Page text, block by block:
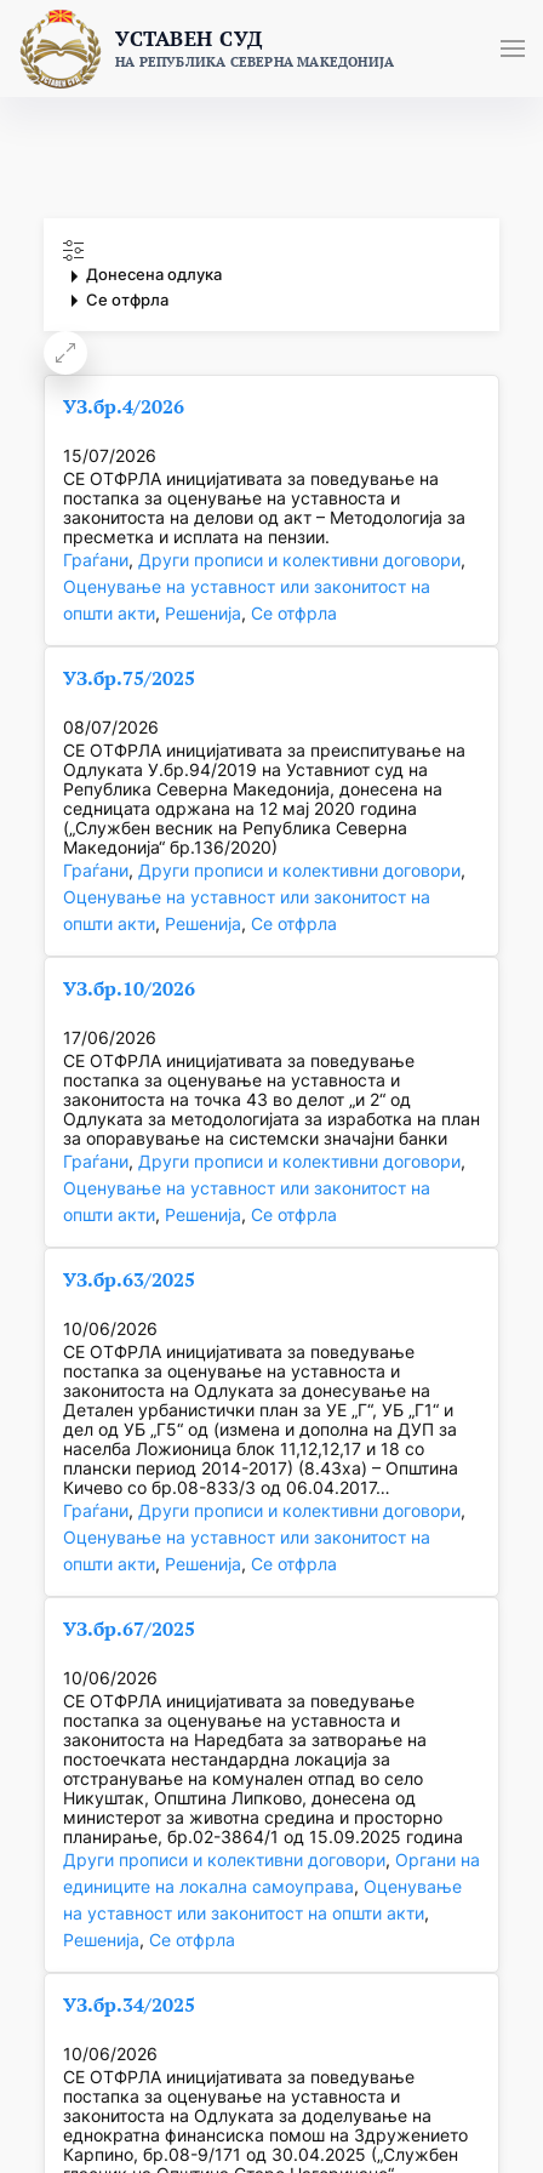
content
УСТАВЕН СУД
НА РЕПУБЛИКА СЕВЕРНА МАКЕДОНИЈА
Донесена одлука
Се отфрла
УЗ.бр.4/2026
15/07/2026
СЕ ОТФРЛА иницијативата за поведување на
постапка за оценување на уставноста и
законитоста на делови од акт – Методологија за
пресметка и исплата на пензии.
Граѓани, Други прописи и колективни договори
Оценување на уставност или законитост на
општи акти, Решенија, Се отфрла
УЗ.бр.75/2025
08/07/2026
СЕ ОТФРЛА иницијативата за преиспитување на
Одлуката У.бр.94/2019 на Уставниот суд на
Република Северна Македонија, донесена на
седницата одржана на 12 мај 2020 година
(„Службен весник на Република Северна
Македонија“ бр.136/2020)
Граѓани, Други прописи и колективни договори
Оценување на уставност или законитост на
општи акти, Решенија, Се отфрла
УЗ.бр.10/2026
17/06/2026
СЕ ОТФРЛА иницијативата за поведување
постапка за оценување на уставноста и
законитоста на точка 43 во делот „и 2“ од
Одлуката за методологијата за изработка на план
за опоравување на системски значајни банки
Граѓани, Други прописи и колективни договори
Оценување на уставност или законитост на
општи акти, Решенија, Се отфрла
УЗ.бр.63/2025
10/06/2026
СЕ ОТФРЛА иницијативата за поведување
постапка за оценување на уставноста и
законитоста на Одлуката за донесување на
Детален урбанистички план за УЕ „Г“, УБ „Г1“ и
дел од УБ „Г5“ од (измена и дополна на ДУП за
населба Ложионица блок 11,12,12,17 и 18 со
плански период 2014-2017) (8.43ха) – Општина
Кичево со бр.08-833/3 од 06.04.2017…
Граѓани, Други прописи и колективни договори
Оценување на уставност или законитост на
општи акти, Решенија, Се отфрла
УЗ.бр.67/2025
10/06/2026
СЕ ОТФРЛА иницијативата за поведување
постапка за оценување на уставноста и
законитоста на Наредбата за затворање на
постоечката нестандардна локација за
отстранување на комунален отпад во село
Никуштак, Општина Липково, донесена од
министерот за животна средина и просторно
планирање, бр.02-3864/1 од 15.09.2025 година
Други прописи и колективни договори, Органи на
единиците на локална самоуправа, Оценување
на уставност или законитост на општи акти
Решенија, Се отфрла
УЗ.бр.34/2025
10/06/2026
СЕ ОТФРЛА иницијативата за поведување
постапка за оценување на уставноста и
законитоста на Одлуката за доделување на
еднократна финансиска помош на Здружението
Карпино, бр.08-9/171 од 30.04.2025 („Службен